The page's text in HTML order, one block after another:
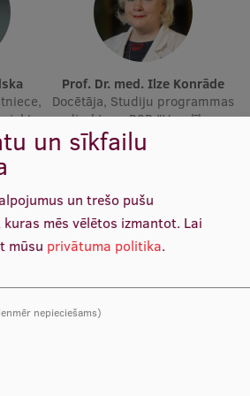
partneri
kontaktpunkts
Latvijā
Prof. Dr. med. Ilze Konrāde
Docētāja, Studiju programmas
direktore, DSP "Veselības
aprūpe" apakšprogrammas
"Medicīna" direktore, Valdes
un sīkfailu
un trešo pušu
mēs vēlētos izmantot. Lai
mūsu privātuma politika.
nepieciešams)